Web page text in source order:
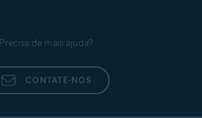
Precisa de mais ajuda?
CONTATE-NOS